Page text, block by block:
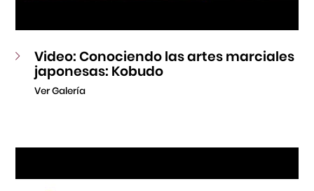
Video: Conociendo las artes marciales
japonesas: Kobudo
Ver Galería